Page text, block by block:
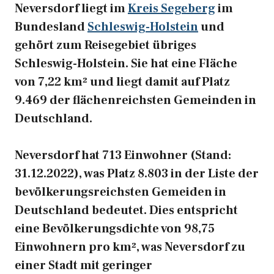
Neversdorf liegt imKreis Segebergim
BundeslandSchleswig-Holsteinund
gehört zum Reisegebiet übriges
Schleswig-Holstein. Sie hat eine Fläche
von 7,22 km² und liegt damit auf Platz
9.469 der flächenreichsten Gemeinden in
Deutschland.
Neversdorf hat 713 Einwohner (Stand:
31.12.2022), was Platz 8.803 in der Liste der
bevölkerungsreichsten Gemeiden in
Deutschland bedeutet. Dies entspricht
eine Bevölkerungsdichte von 98,75
Einwohnern pro km², was Neversdorf zu
einer Stadt mit geringer